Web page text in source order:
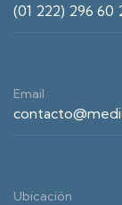
(01 222) 296 60
Email
Ubicación